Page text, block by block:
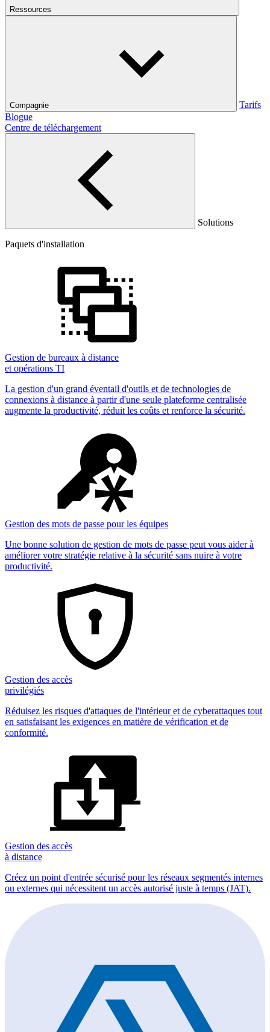
Ressources
Compagnie
Tarifs
Blogue
Centre de téléchargement
Solutions
Paquets d'installation
Gestion de bureaux à distance
et opérations TI
La gestion d'un grand éventail d'outils et de technologies de
connexions à distance à partir d'une seule plateforme centralisée
augmente la productivité, réduit les coûts et renforce la sécurité.
Gestion des mots de passe pour les équipes
Une bonne solution de gestion de mots de passe peut vous aider à
améliorer votre stratégie relative à la sécurité sans nuire à votre
productivité.
Gestion des accès
privilégiés
Réduisez les risques d'attaques de l'intérieur et de cyberattaques tout
en satisfaisant les exigences en matière de vérification et de
conformité.
Gestion des accès
à distance
Créez un point d'entrée sécurisé pour les réseaux segmentés internes
ou externes qui nécessitent un accès autorisé juste à temps (JAT).